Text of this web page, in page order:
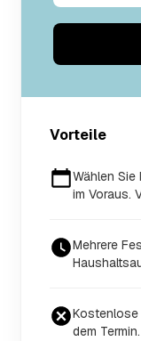
Vorteile
Wählen
im Voraus.
Mehrere
dem Termin.